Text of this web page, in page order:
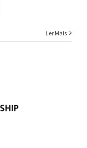
Ler Mais